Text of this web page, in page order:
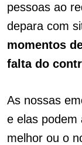
pessoas ao
depara com
momentos
falta do
As nossas
e elas podem
melhor ou o